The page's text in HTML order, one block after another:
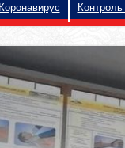
Коронавирус Контроль